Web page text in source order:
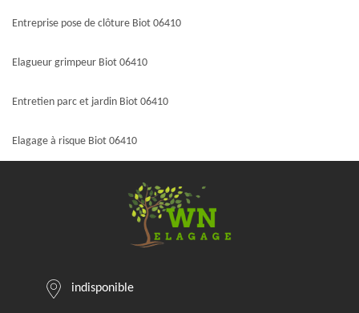
Entreprise pose de clôture Biot 06410
Elagueur grimpeur Biot 06410
Entretien parc et jardin Biot 06410
Elagage à risque Biot 06410
indisponible